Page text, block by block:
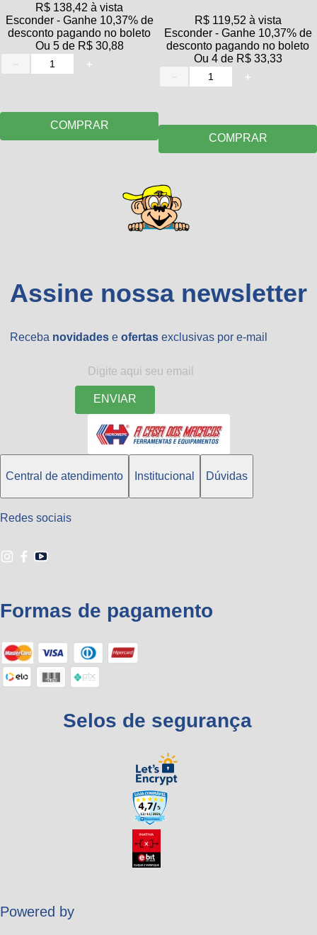
R$ 138,42 à vista
Esconder - Ganhe 10,37% de
desconto pagando no boleto
Ou 5de R$ 30,88
＋
COMPRAR
R$ 119,52 à vista
Esconder - Ganhe 10,37% de
desconto pagando no boleto
Ou 4de R$ 33,33
＋
COMPRAR
Assine nossa newsletter
Receba novidades e ofertas exclusivas por e-mail
ENVIAR
Central de atendimento Institucional Dúvidas
Redes sociais
Formas de pagamento
Selos de segurança
Powered by